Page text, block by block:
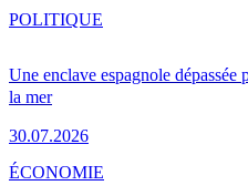
Une enclave espagnole
la mer
30.07.2026
POLITIQUE
ÉCONOMIE